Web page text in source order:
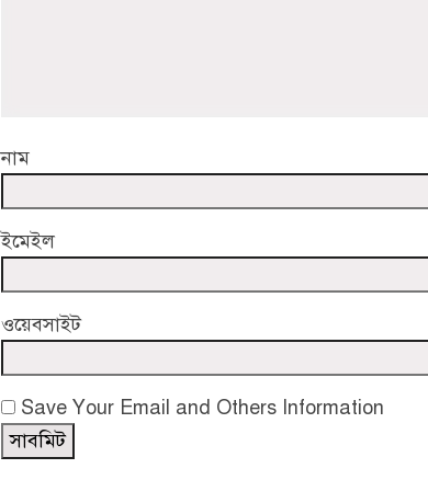
নাম
ইমেইল
ওয়েবসাইট
Save Your Email and Others Information